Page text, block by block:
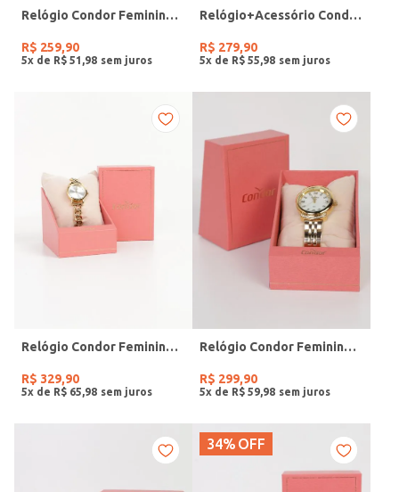
Relógio Condor Feminino DOURADO
R$ 259,90
5x de R$ 51 98
Relógio+Acessório Condor Feminino ROSE
R$ 279,90
5x de R$ 55 98
Relógio Condor Feminino DOURADO
R$ 329,90
5x de R$ 65 98
Relógio Condor Feminino DOURADO
R$ 299,90
5x de R$ 59 98
34% OFF